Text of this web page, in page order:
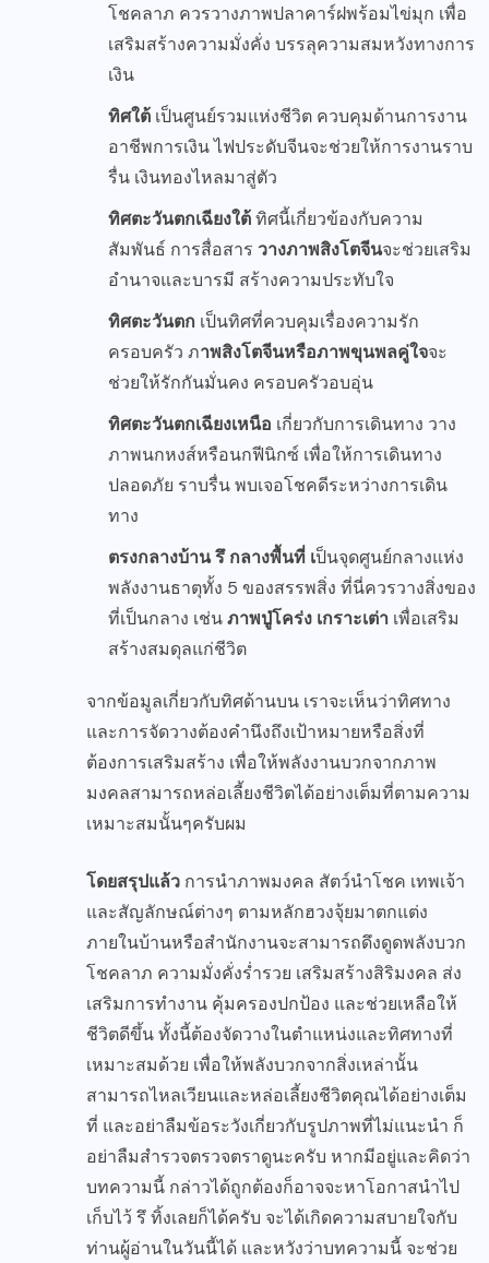
โชคลาภ ควรวางภาพปลาคาร์ฝพร้อมไข่มุก เพื่อ
เสริมสร้างความมั่งคั่ง บรรลุความสมหวังทางการ
เงิน
ทิศใต้ เป็นศูนย์รวมแห่งชีวิต ควบคุมด้านการงาน
อาชีพการเงิน ไฟประดับจีนจะช่วยให้การงานราบ
รื่น เงินทองไหลมาสู่ตัว
ทิศตะวันตกเฉียงใต้ทิศนี้เกี่ยวข้องกับความ
สัมพันธ์ การสื่อสาร วางภาพสิงโตจีนจะช่วยเสริม
อำนาจและบารมี สร้างความประทับใจ
ทิศตะวันตก เป็นทิศที่ควบคุมเรื่องความรัก
ครอบครัว ภาพสิงโตจีนหรือภาพขุนพลคู่ใจจะ
ช่วยให้รักกันมั่นคง ครอบครัวอบอุ่น
ทิศตะวันตกเฉียงเหนือ เกี่ยวกับการเดินทาง วาง
ภาพนกหงส์หรือนกฟีนิกซ์ เพื่อให้การเดินทาง
ปลอดภัย ราบรื่น พบเจอโชคดีระหว่างการเดิน
ทาง
ตรงกลางบ้าน รึ กลางพื้นที่ เป็นจุดศูนย์กลางแห่ง
พลังงานธาตุทั้ง 5 ของสรรพสิ่ง ที่นี่ควรวางสิ่งของ
ที่เป็นกลาง เช่นภาพปู่โคร่ง เกราะเต่า เพื่อเสริม
สร้างสมดุลแก่ชีวิต
จากข้อมูลเกี่ยวกับทิศด้านบน เราจะเห็นว่าทิศทาง
และการจัดวางต้องคำนึงถึงเป้าหมายหรือสิ่งที่
ต้องการเสริมสร้าง เพื่อให้พลังงานบวกจากภาพ
มงคลสามารถหล่อเลี้ยงชีวิตได้อย่างเต็มที่ตามความ
เหมาะสมนั้นๆครับผม
โดยสรุปแล้ว การนำภาพมงคล สัตว์นำโชค เทพเจ้า
และสัญลักษณ์ต่างๆ ตามหลักฮวงจุ้ยมาตกแต่ง
ภายในบ้านหรือสำนักงานจะสามารถดึงดูดพลังบวก
โชคลาภ ความมั่งคั่งร่ำรวย เสริมสร้างสิริมงคล ส่ง
เสริมการทำงาน คุ้มครองปกป้อง และช่วยเหลือให้
ชีวิตดีขึ้น ทั้งนี้ต้องจัดวางในตำแหน่งและทิศทางที่
เหมาะสมด้วย เพื่อให้พลังบวกจากสิ่งเหล่านั้น
สามารถไหลเวียนและหล่อเลี้ยงชีวิตคุณได้อย่างเต็ม
ที่ และอย่าลืมข้อระวังเกี่ยวกับรูปภาพที่ไม่แนะนำ ก็
อย่าลืมสำรวจตรวจตราดูนะครับ หากมีอยู่และคิดว่า
บทความนี้ กล่าวได้ถูกต้องก็อาจจะหาโอกาสนำไป
เก็บไว้ รึ ทิ้งเลยก็ได้ครับ จะได้เกิดความสบายใจกับ
ท่านผู้อ่านในวันนี้ได้ และหวังว่าบทความนี้ จะช่วย